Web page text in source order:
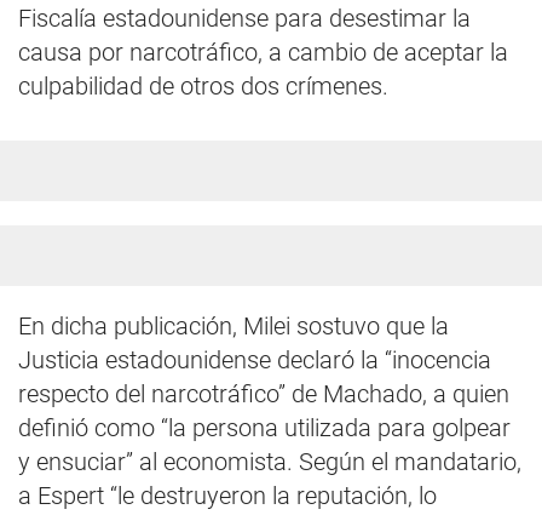
Fiscalía estadounidense para desestimar la
causa por narcotráfico, a cambio de aceptar la
culpabilidad de otros dos crímenes.
En dicha publicación, Milei sostuvo que la
Justicia estadounidense declaró la “inocencia
respecto del narcotráfico” de Machado, a quien
definió como “la persona utilizada para golpear
y ensuciar” al economista. Según el mandatario,
a Espert “le destruyeron la reputación, lo